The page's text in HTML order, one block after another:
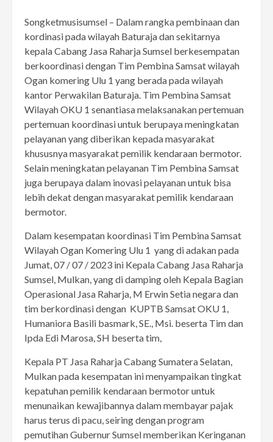
Songketmusisumsel – Dalam rangka pembinaan dan
kordinasi pada wilayah Baturaja dan sekitarnya
kepala Cabang Jasa Raharja Sumsel berkesempatan
berkoordinasi dengan Tim Pembina Samsat wilayah
Ogan komering Ulu 1 yang berada pada wilayah
kantor Perwakilan Baturaja. Tim Pembina Samsat
Wilayah OKU 1 senantiasa melaksanakan pertemuan
pertemuan koordinasi untuk berupaya meningkatan
pelayanan yang diberikan kepada masyarakat
khususnya masyarakat pemilik kendaraan bermotor.
Selain meningkatan pelayanan Tim Pembina Samsat
juga berupaya dalam inovasi pelayanan untuk bisa
lebih dekat dengan masyarakat pemilik kendaraan
bermotor.
Dalam kesempatan koordinasi Tim Pembina Samsat
Wilayah Ogan Komering Ulu 1 yang di adakan pada
Jumat, 07 / 07 / 2023 ini Kepala Cabang Jasa Raharja
Sumsel, Mulkan, yang di damping oleh Kepala Bagian
Operasional Jasa Raharja, M Erwin Setia negara dan
tim berkordinasi dengan KUPTB Samsat OKU 1,
Humaniora Basili basmark, SE., Msi. beserta Tim dan
Ipda Edi Marosa, SH beserta tim,
Kepala PT Jasa Raharja Cabang Sumatera Selatan,
Mulkan pada kesempatan ini menyampaikan tingkat
kepatuhan pemilik kendaraan bermotor untuk
menunaikan kewajibannya dalam membayar pajak
harus terus di pacu, seiring dengan program
pemutihan Gubernur Sumsel memberikan Keringanan